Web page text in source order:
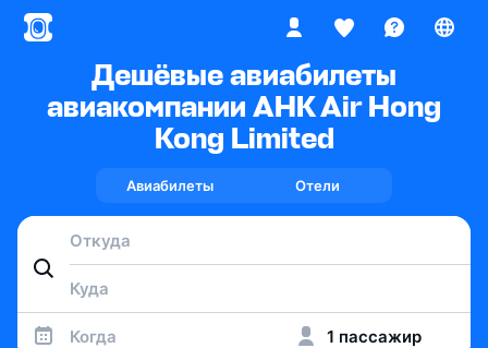
Дешёвые авиабилеты
авиакомпании AHK Air Hong
Kong Limited
Авиабилеты Отели
Когда 1 пассажир